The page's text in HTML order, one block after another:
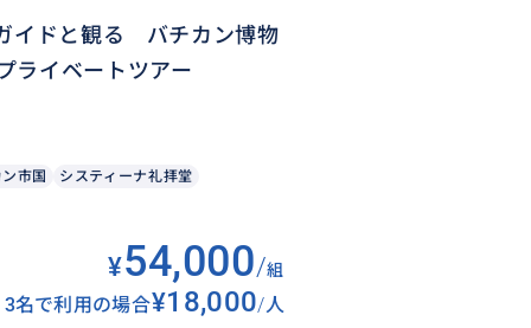
イドと観る バチカン博物
ライベートツアー
市国
システィーナ礼拝堂
¥54,000/組
3名で利用の場合 ¥18,000/人